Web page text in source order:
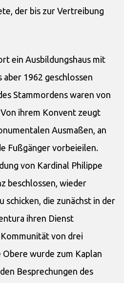
der bis zur Vertreibung
ein Ausbildungshaus mit
1962 geschlossen
Stammordens waren von
ihrem Konvent zeugt
Ausmaßen, an
Fußgänger vorbeieilen.
von Kardinal Philippe
beschlossen, wieder
schicken, die zunächst in der
ihren Dienst
von drei
wurde zum Kaplan
Besprechungen des